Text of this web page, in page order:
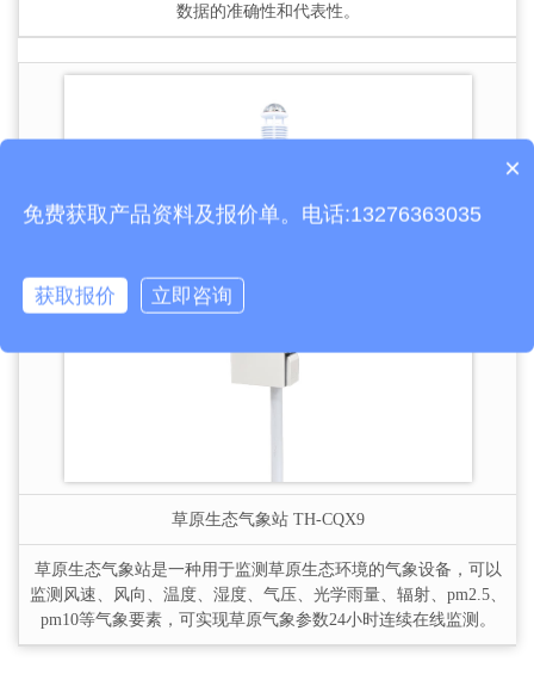
数据的准确性和代表性。
草原生态气象站 TH-CQX9
草原生态气象站是一种用于监测草原生态环境的气象设备，可以
监测风速、风向、温度、湿度、气压、光学雨量、辐射、pm2.5、
pm10等气象要素，可实现草原气象参数24小时连续在线监测。
产品包含安装吗？
×
免费获取产品资料及报价单。电话:13276363035
获取报价 立即咨询